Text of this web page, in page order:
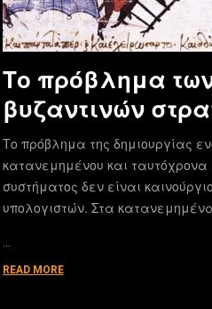
Το πρόβλημα
βυζαντινών
Το πρόβλημα της δημιουργίας
κατανεμημένου και ταυτόχρονα
συστήματος δεν είναι
υπολογιστών. Στα
READ MORE